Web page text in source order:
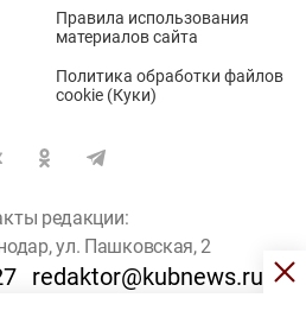
Правила использования
материалов сайта
Политика обработки файлов
cookie (Куки)
редакции:
ул. Пашковская, 2
redaktor@kubnews.ru